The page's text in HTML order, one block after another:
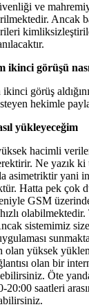
ve
Ancak
ikinci görüşü
görüş
hekimle
yükleyeceğim
hacimli
Ne yazık
asimetriktir yani
Hatta pek çok
GSM
sistemimiz
olan yüksek
olan bir
Öte
20:00 saatleri